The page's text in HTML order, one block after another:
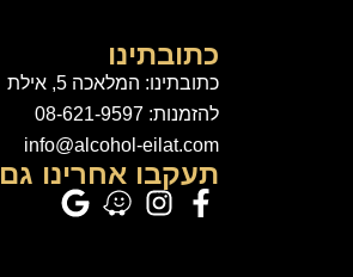
כתובתינו
כתובתינו: המלאכה 5, אילת
להזמנות: 08-621-9597
info@alcohol-eilat.com
תעקבו אחרינו גם